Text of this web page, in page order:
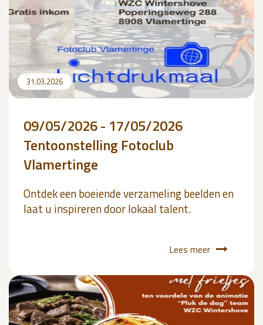
31.03.2026
09/05/2026 - 17/05/2026
Tentoonstelling Fotoclub
Vlamertinge
Ontdek een boeiende verzameling beelden en
laat u inspireren door lokaal talent.
Lees meer